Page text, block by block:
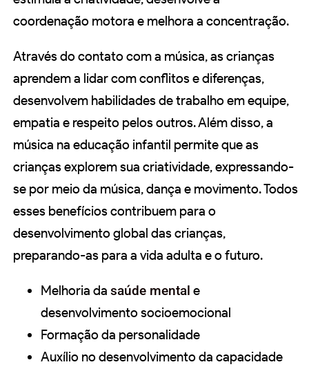
coordenação motora e melhora a concentração.
Através do contato com a música, as crianças
aprendem a lidar com conflitos e diferenças,
desenvolvem habilidades de trabalho em equipe,
empatia e respeito pelos outros. Além disso, a
música na educação infantil permite que as
crianças explorem sua criatividade, expressando-
se por meio da música, dança e movimento. Todos
esses benefícios contribuem para o
desenvolvimento global das crianças,
preparando-as para a vida adulta e o futuro.
Melhoria da saúde mental e
desenvolvimento socioemocional
Formação da personalidade
Auxílio no desenvolvimento da capacidade